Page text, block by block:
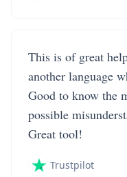
This is of great
another language
Good to know the
possible
Great tool!
Trustpilot